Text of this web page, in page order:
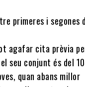
primeres i segones
agafar cita prèvia
seu conjunt és del
quan abans millor